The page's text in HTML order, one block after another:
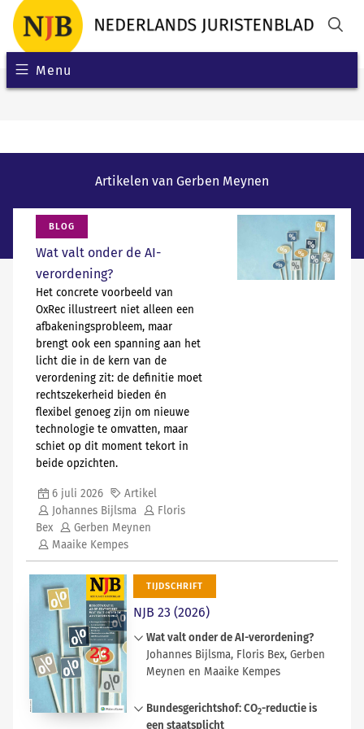
Menu
Artikelen van Gerben Meynen
BLOG
Wat valt onder de AI-
verordening?
Het concrete voorbeeld van
OxRec illustreert niet alleen een
afbakeningsprobleem, maar
brengt ook een spanning aan het
licht die in de kern van de
verordening zit: de definitie moet
rechtszekerheid bieden én
flexibel genoeg zijn om nieuwe
technologie te omvatten, maar
schiet op dit moment tekort in
beide opzichten.
6 juli 2026
Artikel
Johannes Bijlsma
Floris
Bex
Gerben Meynen
Maaike Kempes
TIJDSCHRIFT
NJB 23 (2026)
Wat valt onder de AI-verordening?
Johannes Bijlsma, Floris Bex, Gerben
Meynen en Maaike Kempes
verordening (AI Act) is het belangrijk
Bundesgerichtshof: CO2-reductie is
een staatsplicht